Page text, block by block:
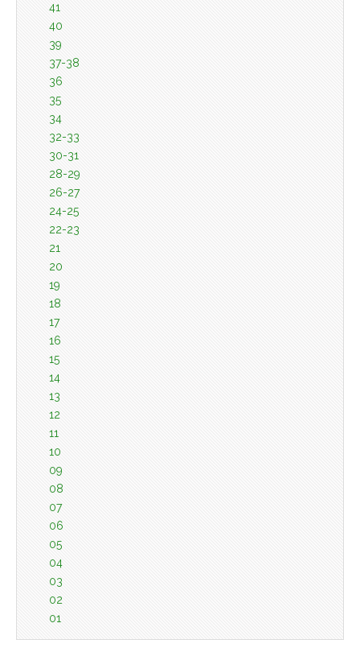
41
40
39
37-38
36
35
34
32-33
30-31
28-29
26-27
24-25
22-23
21
20
19
18
17
16
15
14
13
12
11
10
09
08
07
06
05
04
03
02
01